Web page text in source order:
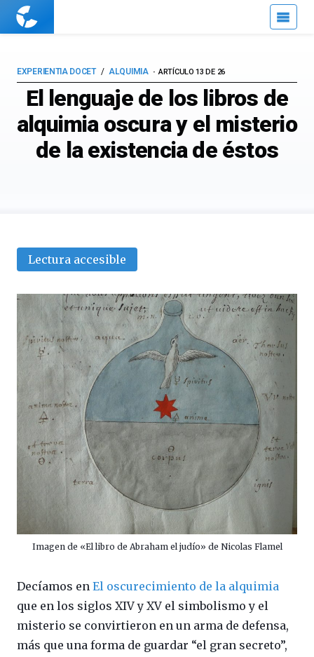
Cuaderno
El lenguaje de los libros de
alquimia oscura y el misterio
de la existencia de éstos
EXPERIENTIA DOCET ALQUIMIA ARTÍCULO 13 DE 26
Lectura accesible
Imagen de «El libro de Abraham el judío» de Nicolas Flamel
Decíamos en El oscurecimiento de la alquimia
que en los siglos XIV y XV el simbolismo y el
misterio se convirtieron en un arma de defensa,
más que una forma de guardar “el gran secreto”,